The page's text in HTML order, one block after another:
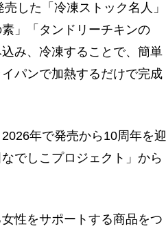
した「冷凍ストック名人」
」「タンドリーチキンの
み、冷凍することで、簡単
パンで加熱するだけで完成
年で発売から10周年を迎
でしこプロジェクト」から
性をサポートする商品をつ